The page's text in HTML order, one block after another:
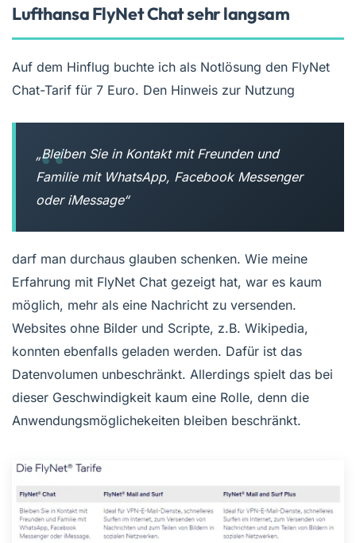
Lufthansa FlyNet Chat sehr langsam
Auf dem Hinflug buchte ich als Notlösung den FlyNet
Chat-Tarif für 7 Euro. Den Hinweis zur Nutzung
„Bleiben Sie in Kontakt mit Freunden und
Familie mit WhatsApp, Facebook Messenger
oder iMessage“
darf man durchaus glauben schenken. Wie meine
Erfahrung mit FlyNet Chat gezeigt hat, war es kaum
möglich, mehr als eine Nachricht zu versenden.
Websites ohne Bilder und Scripte, z.B. Wikipedia,
konnten ebenfalls geladen werden. Dafür ist das
Datenvolumen unbeschränkt. Allerdings spielt das bei
dieser Geschwindigkeit kaum eine Rolle, denn die
Anwendungsmöglichekeiten bleiben beschränkt.